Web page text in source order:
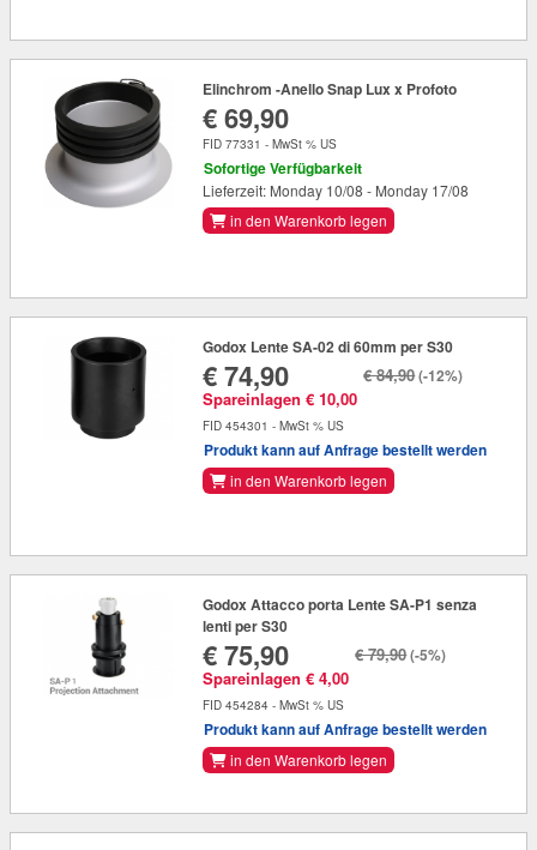
Elinchrom -Anello Snap Lux x Profoto
€ 69,90
FID 77331 - MwSt % US
Sofortige Verfügbarkeit
Lieferzeit: Monday 10/08 - Monday 17/08
in den Warenkorb legen
Godox Lente SA-02 di 60mm per S30
€ 74,90
Spareinlagen € 10,00
€ 84,90(-12%)
FID 454301 - MwSt % US
Produkt kann auf Anfrage bestellt werden
in den Warenkorb legen
Godox Attacco porta Lente SA-P1 senza
lenti per S30
€ 75,90
Spareinlagen € 4,00
€ 79,90(-5%)
FID 454284 - MwSt % US
Produkt kann auf Anfrage bestellt werden
in den Warenkorb legen